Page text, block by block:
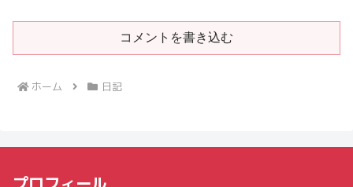
コメントを書き込む
ホーム 日記